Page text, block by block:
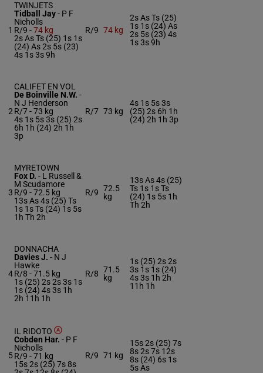
1
TWINJETS
Tidball Jay- P F
Nicholls
R/9 -74 kg
2s As Ts (25) 1s 1s
(24) As 2s 5s (23)
4s 1s 3s 9h
R/9 74 kg
2s As Ts (25)
1s 1s (24) As
2s 5s (23) 4s
1s 3s 9h
2
CALIFET EN VOL
De Boinville N.W. -
N J Henderson
R/7 -73 kg
4s 1s 5s 3s (25) 2s
6h 1h (24) 2h 1h
3p
R/7 73 kg
4s 1s 5s 3s
(25) 2s 6h 1h
(24) 2h 1h 3p
3
MYRETOWN
Fox D. - L Russell &
M Scudamore
R/9 -72.5 kg
13s As 4s (25) Ts
1s 1s Ts (24) 1s 5s
1h Th 2h
R/9 72.5
kg
13s As 4s (25)
Ts 1s 1s Ts
(24) 1s 5s 1h
Th 2h
4
DONNACHA
Davies J. - N J
Hawke
R/8 -71.5 kg
1s (25) 2s 2s 3s 1s
1s (24) 4s 3s 1h
2h 11h 1h
R/8 71.5
kg
1s (25) 2s 2s
3s 1s 1s (24)
4s 3s 1h 2h
11h 1h
5
IL RIDOTO
Cobden Har. - P F
Nicholls
R/9 -71 kg
15s 2s (25) 7s 8s
R/9 71 kg
15s 2s (25) 7s
8s 2s 7s 12s
8s (24) 6s 1s
5s As